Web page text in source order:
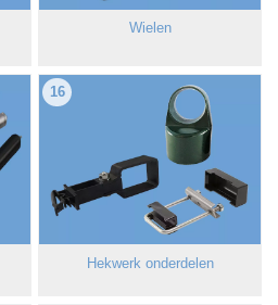
Wielen
16
Hekwerk onderdelen